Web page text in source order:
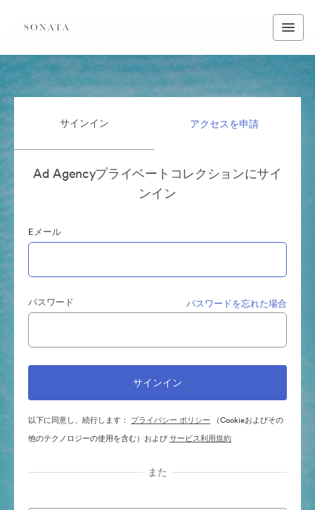
サインイン アクセスを申請
Ad Agencyプライベートコレクションにサイ
ンイン
Eメール
パスワード パスワードを忘れた場合
以下に同意し、続行します： プライバシー ポリシー （Cookieおよびその
他のテクノロジーの使用を含む）およびサービス利用規約
また